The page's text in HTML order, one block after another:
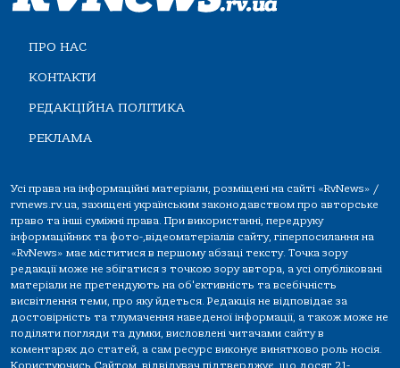
ПРО НАС
КОНТАКТИ
РЕДАКЦІЙНА ПОЛІТИКА
РЕКЛАМА
Усі права на інформаційні матеріали, розміщені на сайті «RvNews» /
rvnews.rv.ua, захищені українським законодавством про авторське
право та інші суміжні права. При використанні, передруку
інформаційних та фото-,відеоматеріалів сайту, гіперпосилання на
«RvNews» має міститися в першому абзаці тексту. Точка зору
редакції може не збігатися з точкою зору автора, а усі опубліковані
матеріали не претендують на об'єктивність та всебічність
висвітлення теми, про яку йдеться. Редакція не відповідає за
достовірність та тлумачення наведеної інформації, а також може не
поділяти погляди та думки, висловлені читачами сайту в
коментарях до статей, а сам ресурс виконує винятково роль носія.
Користуючись Сайтом, відвідувач підтверджує, що досяг 21-